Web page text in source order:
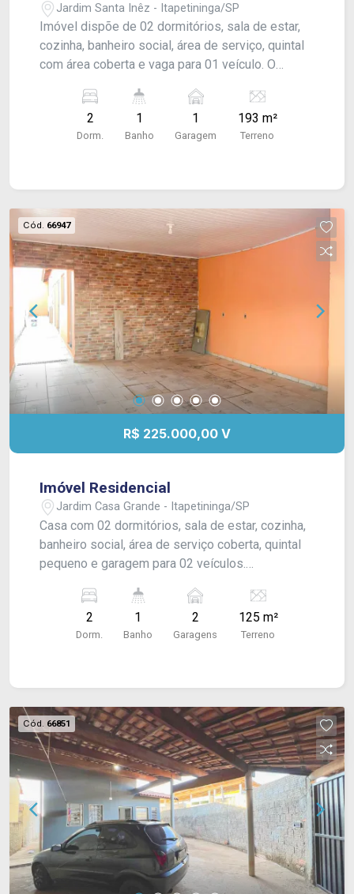
Jardim Santa Inêz - Itapetininga/SP
Imóvel dispõe de 02 dormitórios, sala de estar,
cozinha, banheiro social, área de serviço, quintal
com área coberta e vaga para 01 veículo. O
2
Dorm.
1
Banho
1
Garagem
193 m²
Terreno
Cód. 66947
R$ 225.000,00 V
Imóvel Residencial
Jardim Casa Grande - Itapetininga/SP
Casa com 02 dormitórios, sala de estar, cozinha,
banheiro social, área de serviço coberta, quintal
pequeno e garagem para 02 veículos.
2
Dorm.
1
Banho
2
Garagens
125 m²
Terreno
Cód. 66851